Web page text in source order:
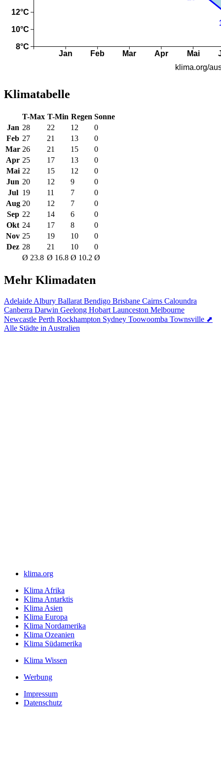
Klimatabelle
T-Max T-Min Regen Sonne
Jan 28 22 12
0
Feb 27 21 13
0
Mar 26 21 15
0
Apr 25 17 13
0
Mai 22 15 12
0
Jun 20 12 9
0
Jul 19 11 7
0
Aug 20 12 7
0
Sep 22 14 6
0
Okt 24 17 8
0
Nov 25 19 10
0
Dez 28 21 10
0
Ø 23.8 Ø 16.8 Ø 10.2 Ø
Mehr Klimadaten
Adelaide Albury Ballarat Bendigo Brisbane Cairns Caloundra
Canberra Darwin Geelong Hobart Launceston Melbourne
Newcastle Perth Rockhampton Sydney Toowoomba Townsville ⬈
Alle Städte in Australien
klima.org
Klima Afrika
Klima Antarktis
Klima Asien
Klima Europa
Klima Nordamerika
Klima Ozeanien
Klima Südamerika
Klima Wissen
Werbung
Impressum
Datenschutz